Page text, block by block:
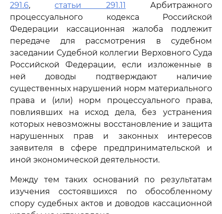
291.6,статьи 291.11 Арбитражного
процессуального кодекса Российской
Федерации кассационная жалоба подлежит
передаче для рассмотрения в судебном
заседании Судебной коллегии Верховного Суда
Российской Федерации, если изложенные в
ней доводы подтверждают наличие
существенных нарушений норм материального
права и (или) норм процессуального права,
повлиявших на исход дела, без устранения
которых невозможны восстановление и защита
нарушенных прав и законных интересов
заявителя в сфере предпринимательской и
иной экономической деятельности.
Между тем таких оснований по результатам
изучения состоявшихся по обособленному
спору судебных актов и доводов кассационной